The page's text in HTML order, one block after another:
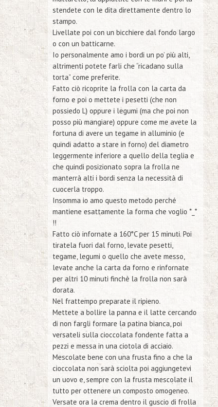
stendete con le dita direttamente dentro lo
stampo.
Livellate poi con un bicchiere dal fondo largo
o con un batticarne.
Io personalmente amo i bordi un po’ più alti,
altrimenti potete farli che “ricadano sulla
torta” come preferite.
Fatto ciò ricoprite la frolla con la carta da
forno e poi o mettete i pesetti (che non
possiedo L) oppure i legumi (ma che poi non
posso più mangiare) oppure come me avete la
fortuna di avere un tegame in alluminio (e
quindi adatto a stare in forno) del diametro
leggermente inferiore a quello della teglia e
che quindi posizionato sopra la frolla ne
manterrà alti i bordi senza la necessità di
cuocerla troppo.
Insomma io amo questo metodo perché
mantiene esattamente la forma che voglio *_*
!!
Fatto ciò infornate a 160°C per 15 minuti. Poi
tiratela fuori dal forno, levate pesetti,
tegame, legumi o quello che avete messo,
levate anche la carta da forno e rinfornate
per altri 10 minuti finchè la frolla non sarà
dorata.
Nel frattempo preparate il ripieno.
Mettete a bollire la panna e il latte cercando
di non fargli formare la patina bianca, poi
versateli sulla cioccolata fondente fatta a
pezzi e messa in una ciotola di acciaio.
Mescolate bene con una frusta fino a che la
cioccolata non sarà sciolta poi aggiungetevi
un uovo e, sempre con la frusta mescolate il
tutto per ottenere un composto omogeneo.
Versate ora la crema dentro il guscio di frolla